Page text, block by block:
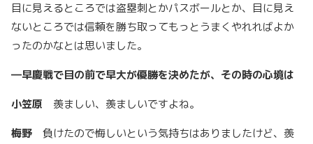
目に見えるところでは盗塁刺とかパスボールとか、目に見え
ないところでは信頼を勝ち取ってもっとうまくやれればよか
ったのかなとは思いました。
―早慶戦で目の前で早大が優勝を決めたが、その時の心境は
小笠原 羨ましい、羨ましいですよね。
梅野 負けたので悔しいという気持ちはありましたけど、羨